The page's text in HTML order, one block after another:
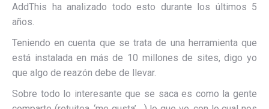
AddThis ha analizado todo esto durante los últimos 5
años.
Teniendo en cuenta que se trata de una herramienta que
está instalada en más de 10 millones de sites, digo yo
que algo de reazón debe de llevar.
Sobre todo lo interesante que se saca es como la gente